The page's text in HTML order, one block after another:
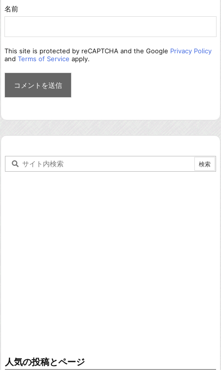
名前
This site is protected by reCAPTCHA and the Google Privacy Policy
and Terms of Service apply.
人気の投稿とページ